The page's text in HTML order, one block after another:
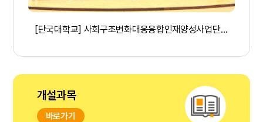
[단국대학교] 사회구조변화대응융합인재양성사업단, '지속가능한 지구환경을 위한 기후행동 캠페인' 개최(25/11/24)
개설과목
바로가기